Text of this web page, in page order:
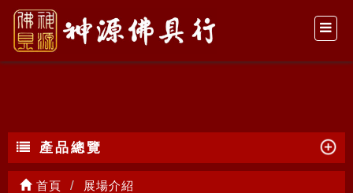
展場介紹
產品總覽
首頁 展場介紹